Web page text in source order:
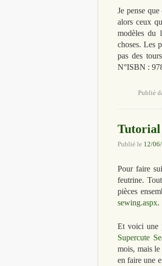
Je pense
alors ceux
modèles du
choses. Les
pas des
N°ISBN :
Publié
Tutorial
Publié le 12/
Pour faire
feutrine.
pièces
sewing.aspx.
Et voici une
Supercute
mois, mais
en faire une